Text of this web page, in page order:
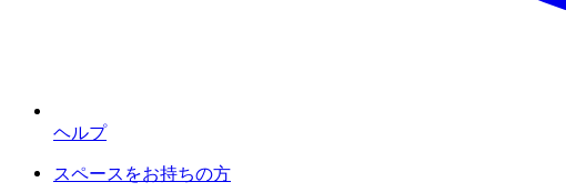
ヘルプ
スペースをお持ちの方